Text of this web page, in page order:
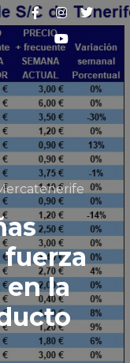
principal
en la